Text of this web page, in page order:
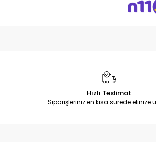
Hızlı Teslimat
Siparişleriniz en kısa sürede elinize